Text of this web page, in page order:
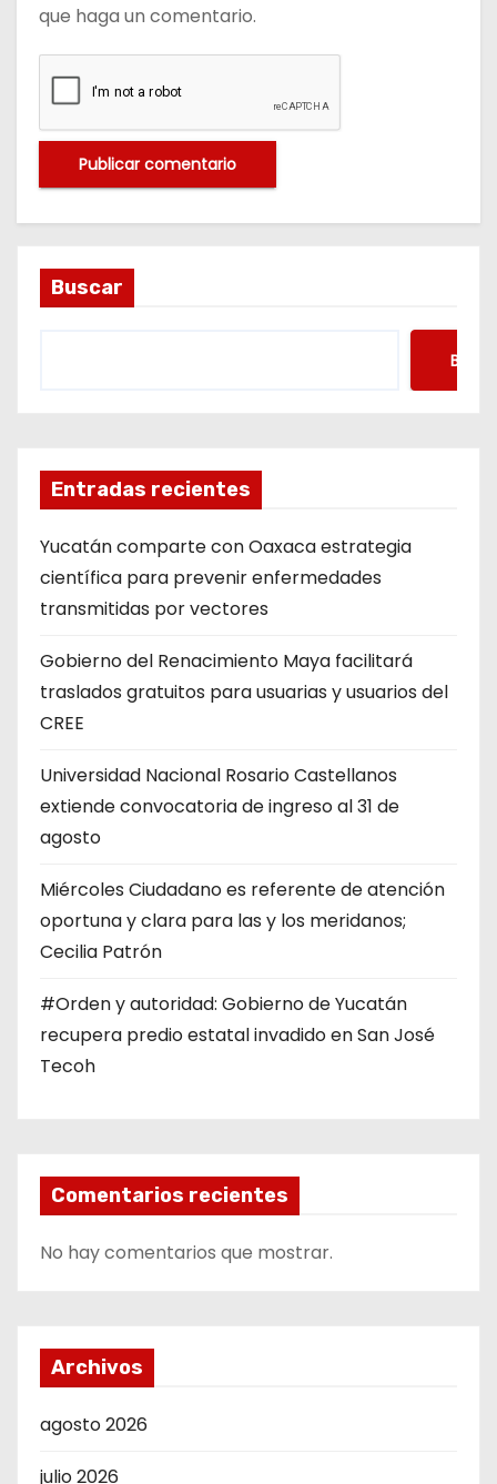
que haga un comentario.
Buscar
Entradas recientes
Yucatán comparte con Oaxaca estrategia
científica para prevenir enfermedades
transmitidas por vectores
Gobierno del Renacimiento Maya facilitará
traslados gratuitos para usuarias y usuarios del
CREE
Universidad Nacional Rosario Castellanos
extiende convocatoria de ingreso al 31 de
agosto
Miércoles Ciudadano es referente de atención
oportuna y clara para las y los meridanos;
Cecilia Patrón
#Orden y autoridad: Gobierno de Yucatán
recupera predio estatal invadido en San José
Tecoh
Comentarios recientes
No hay comentarios que mostrar.
Archivos
agosto 2026
julio 2026